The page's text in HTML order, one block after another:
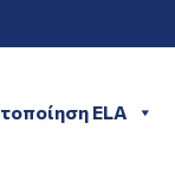
ELA